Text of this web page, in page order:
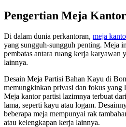
Pengertian Meja
Di dalam dunia perkantoran, meja
yang sungguh-sungguh penting. Meja
pembatas antara ruang kerja karyawan
lainnya.
Desain Meja Partisi Bahan Kayu di
memungkinkan privasi dan fokus yang
Meja kantor partisi lazimnya terbuat
lama, seperti kayu atau logam.
beberapa meja mempunyai rak
atau kelengkapan kerja lainnya.